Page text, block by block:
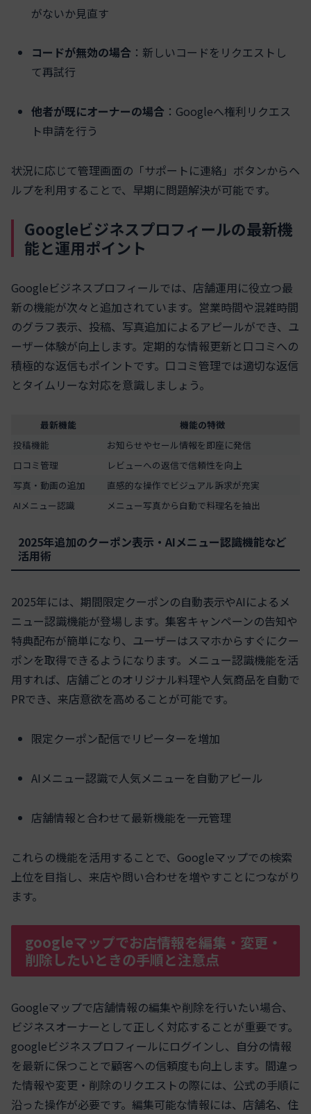
がないか見直す
コードが無効の場合 ：新しいコードをリクエストし
て再試行
他者が既にオーナーの場合 ：Googleへ権利リクエス
ト申請を行う
状況に応じて管理画面の「サポートに連絡」ボタンからヘ
ルプを利用することで、早期に問題解決が可能です。
Googleビジネスプロフィールの最新機
能と運用ポイント
Googleビジネスプロフィールでは、店舗運用に役立つ最
新の機能が次々と追加されています。営業時間や混雑時間
のグラフ表示、投稿、写真追加によるアピールができ、ユ
ーザー体験が向上します。定期的な情報更新と口コミへの
積極的な返信もポイントです。口コミ管理では適切な返信
とタイムリーな対応を意識しましょう。
最新機能
機能の特徴
投稿機能
お知らせやセール情報を即座に発信
口コミ管理
レビューへの返信で信頼性を向上
写真・動画の追加
直感的な操作でビジュアル訴求が充実
AIメニュー認識
メニュー写真から自動で料理名を抽出
2025年追加のクーポン表示・AIメニュー認識機能など
活用術
2025年には、期間限定クーポンの自動表示やAIによるメ
ニュー認識機能が登場します。集客キャンペーンの告知や
特典配布が簡単になり、ユーザーはスマホからすぐにクー
ポンを取得できるようになります。メニュー認識機能を活
用すれば、店舗ごとのオリジナル料理や人気商品を自動で
PRでき、来店意欲を高めることが可能です。
限定クーポン配信でリピーターを増加
AIメニュー認識で人気メニューを自動アピール
店舗情報と合わせて最新機能を一元管理
これらの機能を活用することで、Googleマップでの検索
上位を目指し、来店や問い合わせを増やすことにつながり
ます。
googleマップでお店情報を編集・変更・
削除したいときの手順と注意点
Googleマップで店舗情報の編集や削除を行いたい場合、
ビジネスオーナーとして正しく対応することが重要です。
googleビジネスプロフィールにログインし、自分の情報
を最新に保つことで顧客への信頼度も向上します。間違っ
た情報や変更・削除のリクエストの際には、公式の手順に
沿った操作が必要です。編集可能な情報には、店舗名、住